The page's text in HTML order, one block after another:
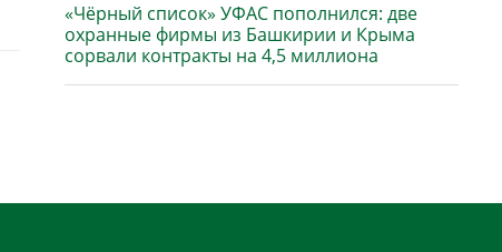
«Чёрный список» УФАС пополнился: две
охранные фирмы из Башкирии и Крыма
сорвали контракты на 4,5 миллиона